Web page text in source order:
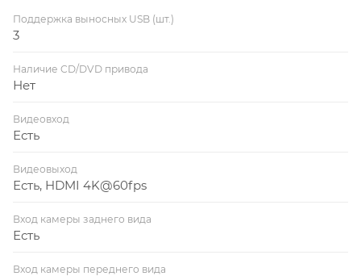
Поддержка выносных USB (шт.)
3
Наличие CD/DVD привода
Нет
Видеовход
Есть
Видеовыход
Есть, HDMI 4K@60fps
Вход камеры заднего вида
Есть
Вход камеры переднего вида